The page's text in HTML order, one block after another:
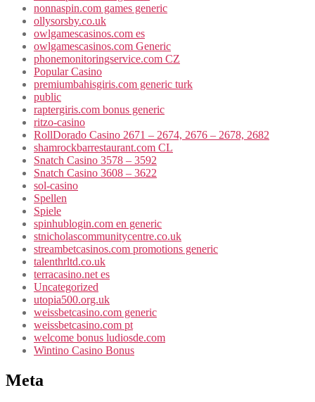
nonnaspin.com games generic
ollysorsby.co.uk
owlgamescasinos.com es
owlgamescasinos.com Generic
phonemonitoringservice.com CZ
Popular Casino
premiumbahisgiris.com generic turk
public
raptergiris.com bonus generic
ritzo-casino
RollDorado Casino 2671 – 2674, 2676 – 2678, 2682
shamrockbarrestaurant.com CL
Snatch Casino 3578 – 3592
Snatch Casino 3608 – 3622
sol-casino
Spellen
Spiele
spinhublogin.com en generic
stnicholascommunitycentre.co.uk
streambetcasinos.com promotions generic
talenthrltd.co.uk
terracasino.net es
Uncategorized
utopia500.org.uk
weissbetcasino.com generic
weissbetcasino.com pt
welcome bonus ludiosde.com
Wintino Casino Bonus
Meta